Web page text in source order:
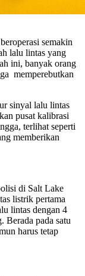
semakin
lalu lintas yang
ini, banyak orang
memperebutkan
sinyal lalu lintas
pusat kalibrasi
terlihat seperti
memberikan
di Salt Lake
listrik pertama
lintas dengan 4
Berada pada satu
harus tetap